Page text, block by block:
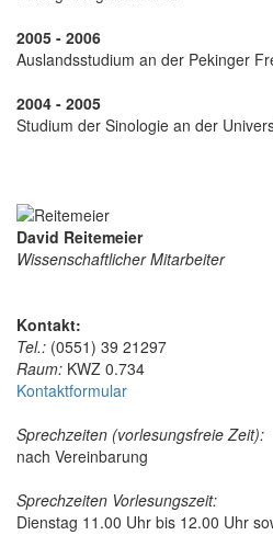
2005 - 2006
Auslandsstudium an der Pekinger
2004 - 2005
Studium der Sinologie an der
David Reitemeier
Wissenschaftlicher Mitarbeiter
Kontakt:
Tel.: (0551) 39 21297
Raum: KWZ 0.734
Kontaktformular
Sprechzeiten (vorlesungsfreie Zeit):
nach Vereinbarung
Sprechzeiten Vorlesungszeit:
Dienstag 11.00 Uhr bis 12.00 Uhr